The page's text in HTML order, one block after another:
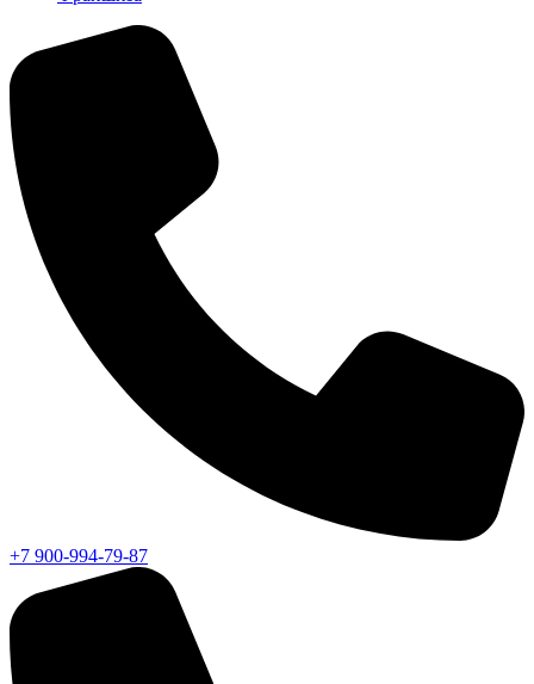
+7 900-994-79-87